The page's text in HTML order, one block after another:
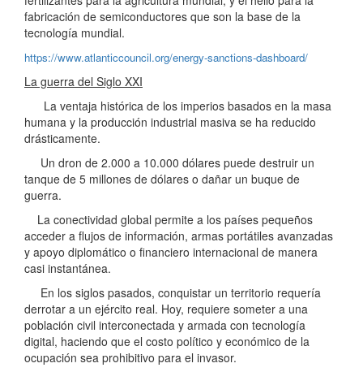
fabricación de semiconductores que son la base de la
tecnología mundial.
https://www.atlanticcouncil.org/energy-sanctions-dashboard/
La guerra del Siglo XXI
La ventaja histórica de los imperios basados en la masa
humana y la producción industrial masiva se ha reducido
drásticamente.
Un dron de 2.000 a 10.000 dólares puede destruir un
tanque de 5 millones de dólares o dañar un buque de
guerra.
La conectividad global permite a los países pequeños
acceder a flujos de información, armas portátiles avanzadas
y apoyo diplomático o financiero internacional de manera
casi instantánea.
En los siglos pasados, conquistar un territorio requería
derrotar a un ejército real. Hoy, requiere someter a una
población civil interconectada y armada con tecnología
digital, haciendo que el costo político y económico de la
ocupación sea prohibitivo para el invasor.